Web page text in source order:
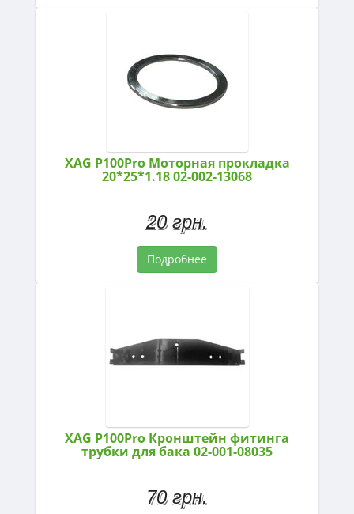
XAG P100Pro Моторная прокладка
20*25*1.18 02-002-13068
20 грн.
Подробнее
XAG P100Pro Кронштейн фитинга
трубки для бака 02-001-08035
70 грн.